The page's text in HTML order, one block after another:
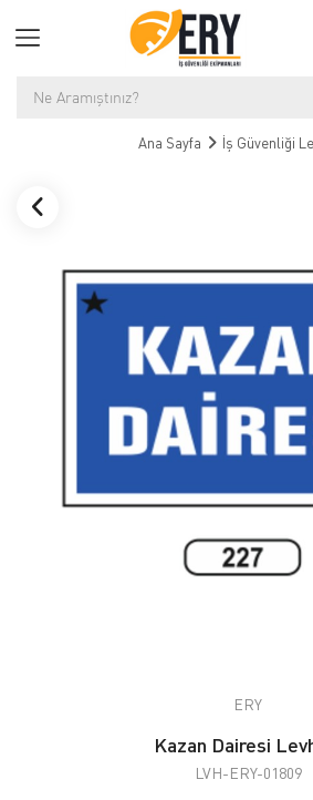
Ana Sayfa İş Güvenliği
ERY
Kazan Dairesi
LVH-ERY-01809